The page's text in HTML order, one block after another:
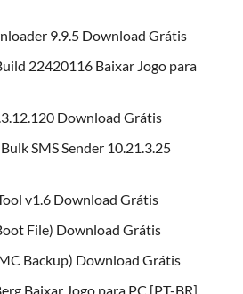
9.9.5 Download Grátis
22420116 Baixar Jogo para
Download Grátis
SMS Sender 10.21.3.25
v1.6 Download Grátis
File) Download Grátis
Backup) Download Grátis
Baixar Jogo para PC [PT-BR]